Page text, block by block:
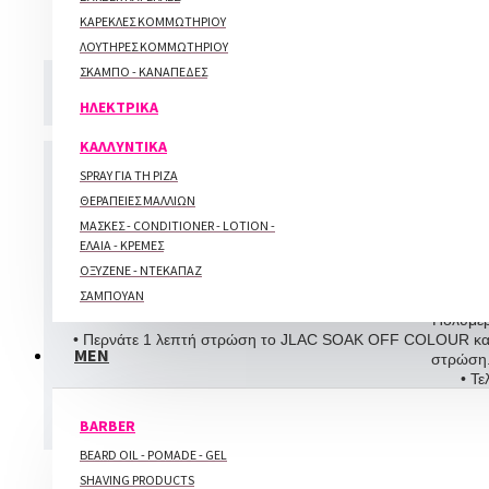
ΑΝΑΛΩΣΙΜΑ
ACETON - CLEANER - ΑΝΤΙΣΗΠΤΙΚΑ -
ΟΙΝΟΠΝΕΥΜΑ
ΚΥΤΤΑΡΙΝΗ - ΒΑΜΒΑΚΙ
ΜΑΣΚΕΣ ΠΡΟΣΤΑΣΙΑΣ
ΞΥΛΑΚΙΑ ΜΑΝΙΚΙΟΥΡ - ΠΕΝΤΙΚΙΟΥΡ
ΠΕΤΣΕΤΕΣ ΜΑΝΙΚΙΟΥΡ - ΠΕΝΤΙΚΙΟΥΡ
ΛΑΔΑΚΙΑ - ΘΕΡΑΠΕΙΕΣ
CUTICLE REMOVER
ΘΕΡΑΠΕΙΕΣ
ΛΑΔΑΚΙΑ ΝΥΧΙΩΝ
ΕΞΟΠΛΙΣΜΟΣ
ΚΑΡΕΚΛΕΣ
ΚΑΡΕΚΛΕΣ ΚΟΜΜΩΤΗΡΙΟΥ
ΛΟΥΤΗΡΕΣ ΚΟΜΜΩΤΗΡΙΟΥ
ΣΚΑΜΠΟ - ΚΑΝΑΠΕΔΕΣ
ΗΛΕΚΤΡΙΚΑ
ΚΑΛΛΥΝΤΙΚΑ
SPRAY ΓΙΑ ΤΗ ΡΙΖΑ
ΘΕΡΑΠΕΙΕΣ ΜΑΛΛΙΩΝ
ΜΑΣΚΕΣ - CONDITIONER - LOTION -
ΕΛΑΙΑ - ΚΡΕΜΕΣ
ΟΞΥΖΕΝΕ - ΝΤΕΚΑΠΑΖ
ΣΑΜΠΟΥΑΝ
MEN
BARBER
BEARD OIL - POMADE - GEL
SHAVING PRODUCTS
•
• Περνάτε 1 λεπτή στρώση το JLAC SOAK OFF COLOUR
•